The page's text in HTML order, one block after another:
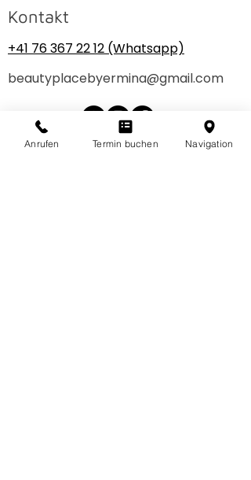
Kontakt
+41 76 367 22 12 (Whatsapp)
beautyplacebyermina@gmail.com
Anrufen Termin buchen Navigation